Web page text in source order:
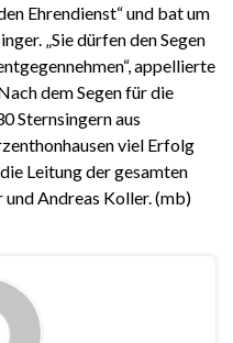
Ehrendienst“ und bat um
„Sie dürfen den Segen
appellierte
dem Segen für die
Sternsingern aus
viel Erfolg
Leitung der gesamten
Andreas Koller. (mb)